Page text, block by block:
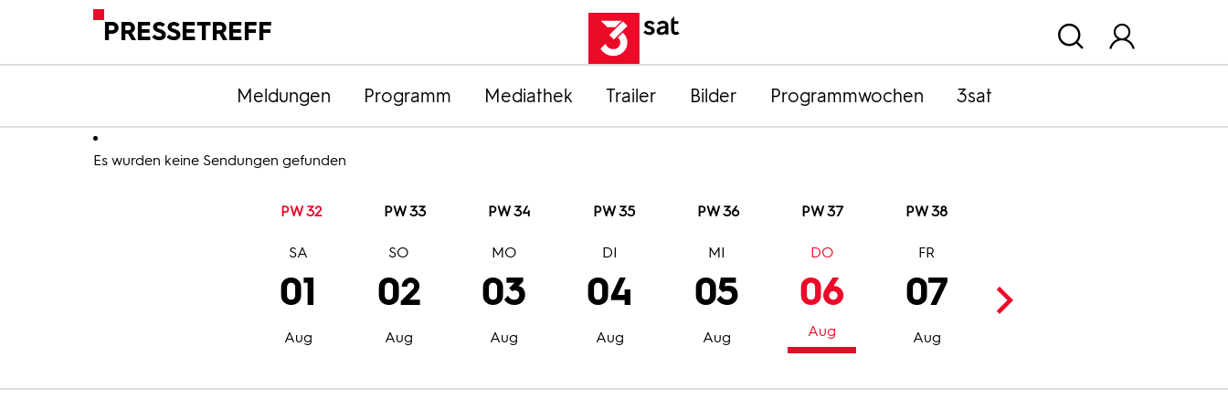
PRESSETREFF
Meldungen Programm Mediathek Trailer Bilder Programmwochen 3sat
Es wurden keine Sendungen gefunden
PW 32 PW 33 PW 34 PW 35 PW 36 PW 37 PW 38
01
Aug
SA
02
Aug
SO
03
Aug
MO
04
Aug
DI
05
Aug
MI
06
Aug
DO
07
Aug
FR
08